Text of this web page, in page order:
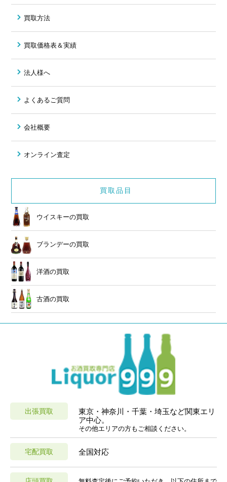
買取方法
買取価格表＆実績
法人様へ
よくあるご質問
会社概要
オンライン査定
買取品目
ウイスキーの買取
ブランデーの買取
洋酒の買取
古酒の買取
出張買取
東京・神奈川・千葉・埼玉など関東エリ
ア中心。
その他エリアの方もご相談ください。
宅配買取 全国対応